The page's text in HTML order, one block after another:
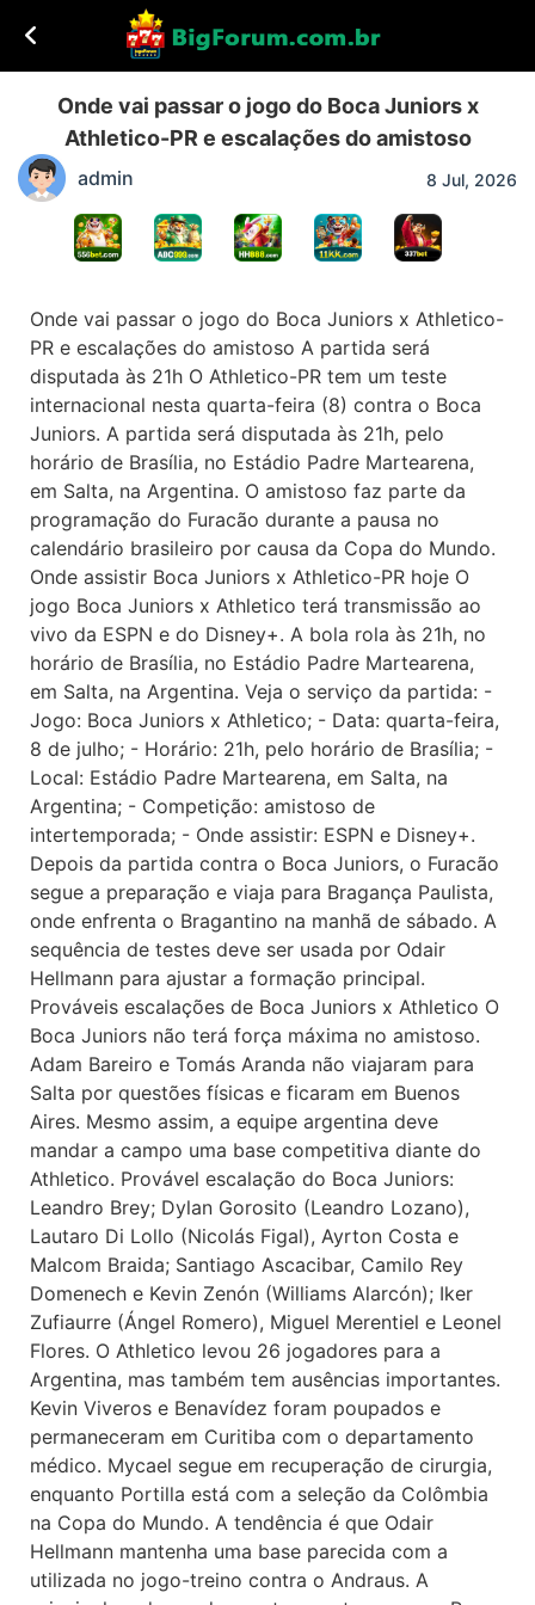
Onde vai passar o jogo do Boca Juniors x
Athletico-PR e escalações do amistoso
admin 8 Jul, 2026
Onde vai passar o jogo do Boca Juniors x Athletico-
PR e escalações do amistoso A partida será
disputada às 21h O Athletico-PR tem um teste
internacional nesta quarta-feira (8) contra o Boca
Juniors. A partida será disputada às 21h, pelo
horário de Brasília, no Estádio Padre Martearena,
em Salta, na Argentina. O amistoso faz parte da
programação do Furacão durante a pausa no
calendário brasileiro por causa da Copa do Mundo.
Onde assistir Boca Juniors x Athletico-PR hoje O
jogo Boca Juniors x Athletico terá transmissão ao
vivo da ESPN e do Disney+. A bola rola às 21h, no
horário de Brasília, no Estádio Padre Martearena,
em Salta, na Argentina. Veja o serviço da partida: -
Jogo: Boca Juniors x Athletico; - Data: quarta-feira,
8 de julho; - Horário: 21h, pelo horário de Brasília; -
Local: Estádio Padre Martearena, em Salta, na
Argentina; - Competição: amistoso de
intertemporada; - Onde assistir: ESPN e Disney+.
Depois da partida contra o Boca Juniors, o Furacão
segue a preparação e viaja para Bragança Paulista,
onde enfrenta o Bragantino na manhã de sábado. A
sequência de testes deve ser usada por Odair
Hellmann para ajustar a formação principal.
Prováveis escalações de Boca Juniors x Athletico O
Boca Juniors não terá força máxima no amistoso.
Adam Bareiro e Tomás Aranda não viajaram para
Salta por questões físicas e ficaram em Buenos
Aires. Mesmo assim, a equipe argentina deve
mandar a campo uma base competitiva diante do
Athletico. Provável escalação do Boca Juniors:
Leandro Brey; Dylan Gorosito (Leandro Lozano),
Lautaro Di Lollo (Nicolás Figal), Ayrton Costa e
Malcom Braida; Santiago Ascacibar, Camilo Rey
Domenech e Kevin Zenón (Williams Alarcón); Iker
Zufiaurre (Ángel Romero), Miguel Merentiel e Leonel
Flores. O Athletico levou 26 jogadores para a
Argentina, mas também tem ausências importantes.
Kevin Viveros e Benavídez foram poupados e
permaneceram em Curitiba com o departamento
médico. Mycael segue em recuperação de cirurgia,
enquanto Portilla está com a seleção da Colômbia
na Copa do Mundo. A tendência é que Odair
Hellmann mantenha uma base parecida com a
utilizada no jogo-treino contra o Andraus. A